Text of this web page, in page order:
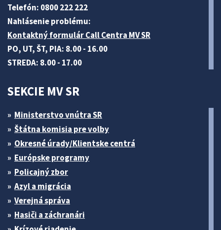
Telefón: 0800 222 222
Nahlásenie problému:
Kontaktný formulár Call Centra MV SR
PO, UT, ŠT, PIA: 8.00 - 16.00
STREDA: 8.00 - 17.00
SEKCIE MV SR
Ministerstvo vnútra SR
Štátna komisia pre volby
Okresné úrady/Klientske centrá
Európske programy
Policajný zbor
Azyl a migrácia
Verejná správa
Hasiči a záchranári